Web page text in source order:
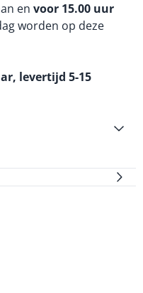
en voor 15.00 uur
worden op deze
levertijd 5-15